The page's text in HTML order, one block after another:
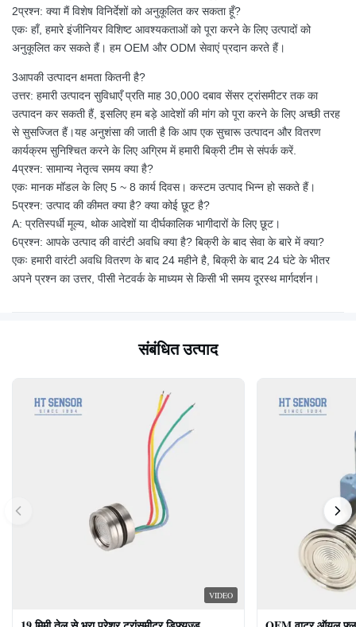
2प्रश्न: क्या मैं विशेष विनिर्देशों को अनुकूलित कर सकता हूँ?
एकः हाँ, हमारे इंजीनियर विशिष्ट आवश्यकताओं को पूरा करने के लिए उत्पादों को
अनुकूलित कर सकते हैं। हम OEM और ODM सेवाएं प्रदान करते हैं।
3आपकी उत्पादन क्षमता कितनी है?
उत्तर: हमारी उत्पादन सुविधाएँ प्रति माह 30,000 दबाव सेंसर ट्रांसमीटर तक का
उत्पादन कर सकती हैं, इसलिए हम बड़े आदेशों की मांग को पूरा करने के लिए अच्छी तरह
से सुसज्जित हैं।यह अनुशंसा की जाती है कि आप एक सुचारू उत्पादन और वितरण
कार्यक्रम सुनिश्चित करने के लिए अग्रिम में हमारी बिक्री टीम से संपर्क करें.
4प्रश्न: सामान्य नेतृत्व समय क्या है?
एकः मानक मॉडल के लिए 5 ~ 8 कार्य दिवस। कस्टम उत्पाद भिन्न हो सकते हैं।
5प्रश्न: उत्पाद की कीमत क्या है? क्या कोई छूट है?
A: प्रतिस्पर्धी मूल्य, थोक आदेशों या दीर्घकालिक भागीदारों के लिए छूट।
6प्रश्न: आपके उत्पाद की वारंटी अवधि क्या है? बिक्री के बाद सेवा के बारे में क्या?
एकः हमारी वारंटी अवधि वितरण के बाद 24 महीने है, बिक्री के बाद 24 घंटे के भीतर
अपने प्रश्न का उत्तर, पीसी नेटवर्क के माध्यम से किसी भी समय दूरस्थ मार्गदर्शन।
संबंधित उत्पाद
VIDEO